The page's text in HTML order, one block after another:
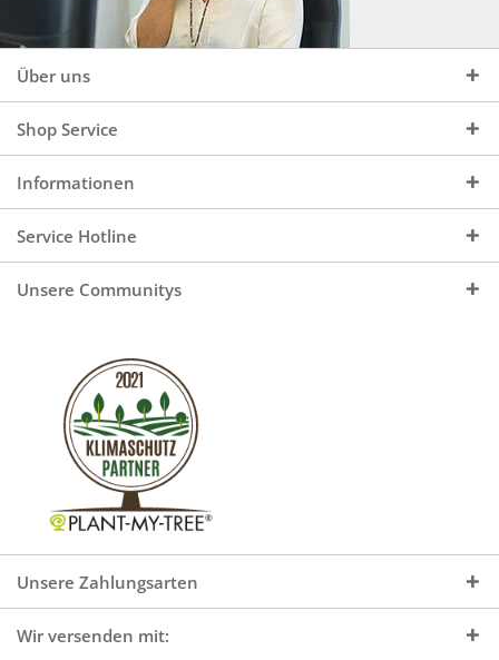
Über uns
Shop Service
Informationen
Service Hotline
Unsere Communitys
Unsere Zahlungsarten
Wir versenden mit: